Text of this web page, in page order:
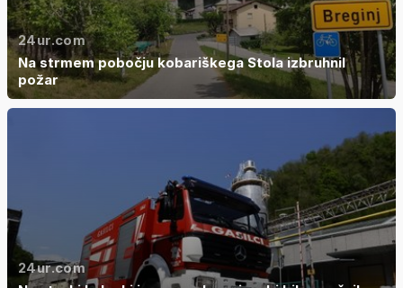
24ur.com
Na strmem pobočju kobariškega Stola izbruhnil
požar
24ur.com